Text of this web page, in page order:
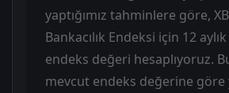
yaptığımız tahminlere göre,
Bankacılık Endeksi için 12
endeks değeri hesaplıyoruz.
mevcut endeks değerine göre